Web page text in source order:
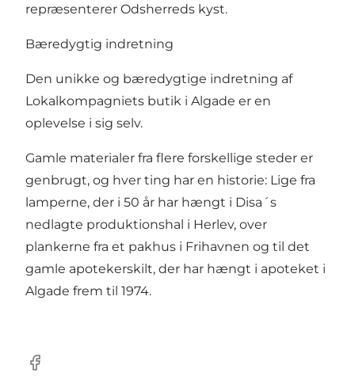
repræsenterer Odsherreds kyst.
Bæredygtig indretning
Den unikke og bæredygtige indretning af
Lokalkompagniets butik i Algade er en
oplevelse i sig selv.
Gamle materialer fra flere forskellige steder er
genbrugt, og hver ting har en historie: Lige fra
lamperne, der i 50 år har hængt i Disa´s
nedlagte produktionshal i Herlev, over
plankerne fra et pakhus i Frihavnen og til det
gamle apotekerskilt, der har hængt i apoteket i
Algade frem til 1974.
Facebook